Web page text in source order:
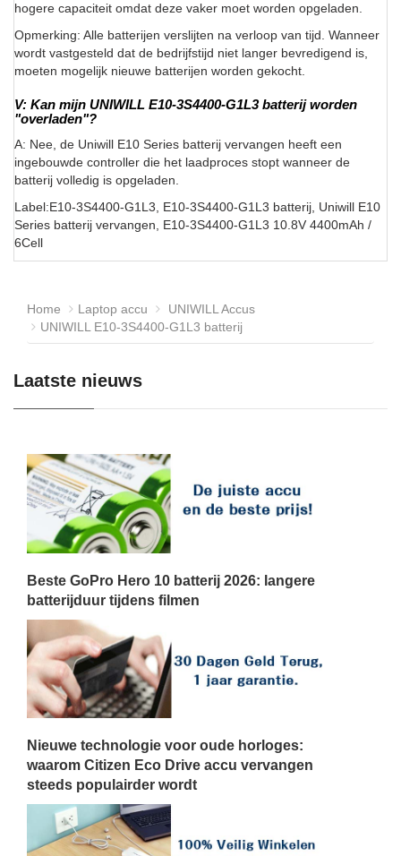
hogere capaciteit omdat deze vaker moet worden opgeladen.
Opmerking: Alle batterijen verslijten na verloop van tijd. Wanneer
wordt vastgesteld dat de bedrijfstijd niet langer bevredigend is,
moeten mogelijk nieuwe batterijen worden gekocht.
V: Kan mijn UNIWILL E10-3S4400-G1L3 batterij worden
"overladen"?
A: Nee, de Uniwill E10 Series batterij vervangen heeft een
ingebouwde controller die het laadproces stopt wanneer de
batterij volledig is opgeladen.
Label:E10-3S4400-G1L3, E10-3S4400-G1L3 batterij, Uniwill E10
Series batterij vervangen, E10-3S4400-G1L3 10.8V 4400mAh /
6Cell
Home Laptop accu
UNIWILL Accus
UNIWILL E10-3S4400-G1L3 batterij
Laatste nieuws
Beste GoPro Hero 10 batterij 2026: langere
batterijduur tijdens filmen
Nieuwe technologie voor oude horloges:
waarom Citizen Eco Drive accu vervangen
steeds populairder wordt